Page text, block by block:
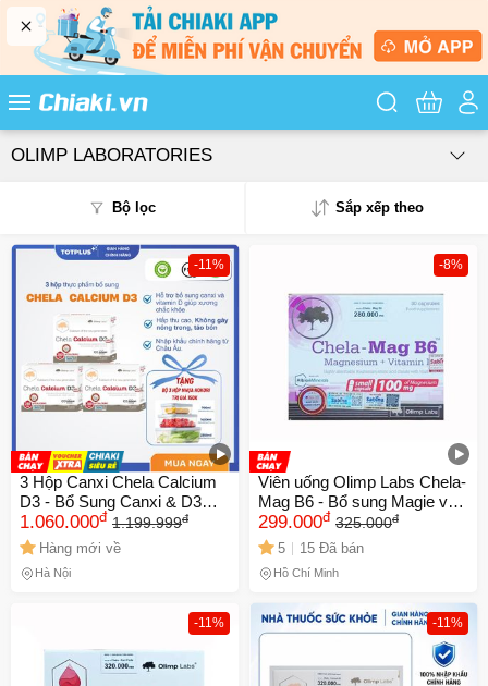
Tìm kiếm
OLIMP LABORATORIES
Bộ lọc Sắp xếp theo
Mua nhiều
Mới nhất
Giá từ thấp - cao
Giá từ cao - thấp
-11%
3 Hộp Canxi Chela Calcium
D3 - Bổ Sung Canxi & D3
Cho Mẹ Bầu, Người Lớn Và
Người Có Nhu Cầu - 1 Hộp
30 Viên
1.060.000đ 1.199.999đ
Hàng mới về
Hà Nội
-8%
Viên uống Olimp Labs Chela-
Mag B6 - Bổ sung Magie và
Vitamin B6, Hỗ trợ Sức Khỏe
Thần Kinh và Giảm Mệt Mỏi,
30 Viên
299.000đ 325.000đ
5 15 Đã bán
Hồ Chí Minh
-11% -11%